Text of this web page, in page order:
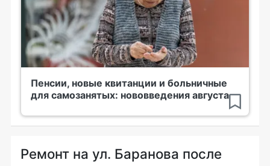
Пенсии, новые квитанции и больничные
для самозанятых: нововведения августа
Ремонт на ул. Баранова после